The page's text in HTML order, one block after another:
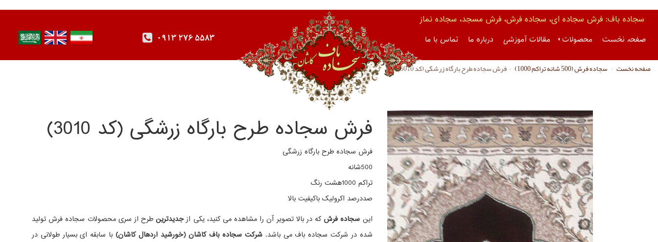
سجاده باف: فرش سجاده ای، سجاده فرش، فرش مسجد، سجاده نماز
صفحه نخست محصولات مقالات آموزشی درباره ما تماس با ما 0913 276 5583
صفحه نخست سجاده فرش (500 شانه تراکم 1000) فرش سجاده طرح بارگاه زرشگی (کد 3010)
فرش سجاده طرح بارگاه زرشگی (کد 3010)
فرش سجاده طرح بارگاه زرشگی
500شانه
تراکم 1000هشت رنگ
صددرصد اکرولیک باکیفیت بالا
این سجاده فرشکه در بالا تصویر آن را مشاهده می کنید، یکی ازجدیدترینطرح از سری محصولات سجاده فرش تولید
شده در شرکت سجاده باف می باشد.شرکت سجاده باف کاشان (خورشید اردهال کاشان) با سابقه ای بسیار طولانی در